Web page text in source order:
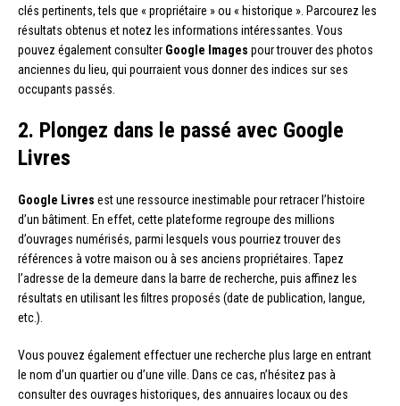
clés pertinents, tels que « propriétaire » ou « historique ». Parcourez les
résultats obtenus et notez les informations intéressantes. Vous
pouvez également consulter Google Images pour trouver des photos
anciennes du lieu, qui pourraient vous donner des indices sur ses
occupants passés.
2. Plongez dans le passé avec Google
Livres
Google Livres est une ressource inestimable pour retracer l’histoire
d’un bâtiment. En effet, cette plateforme regroupe des millions
d’ouvrages numérisés, parmi lesquels vous pourriez trouver des
références à votre maison ou à ses anciens propriétaires. Tapez
l’adresse de la demeure dans la barre de recherche, puis affinez les
résultats en utilisant les filtres proposés (date de publication, langue,
etc.).
Vous pouvez également effectuer une recherche plus large en entrant
le nom d’un quartier ou d’une ville. Dans ce cas, n’hésitez pas à
consulter des ouvrages historiques, des annuaires locaux ou des